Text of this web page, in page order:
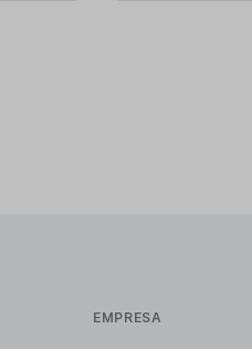
EMPRESA